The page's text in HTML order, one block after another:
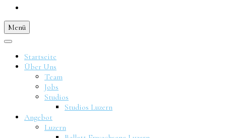
Menü
Startseite
Über Uns
Team
Jobs
Studios
Studios Luzern
Angebot
Luzern